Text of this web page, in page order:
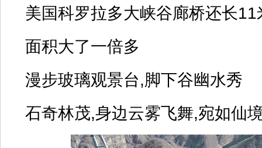
美国科罗拉多大峡谷廊桥还长11
面积大了一倍多
漫步玻璃观景台,脚下谷幽水秀
石奇林茂,身边云雾飞舞,宛如仙